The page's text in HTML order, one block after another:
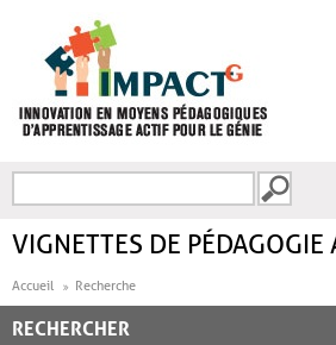
FORMULAIRE DE
VIGNETTES DE PÉDAGOGIE
Accueil Recherche
RECHERCHER